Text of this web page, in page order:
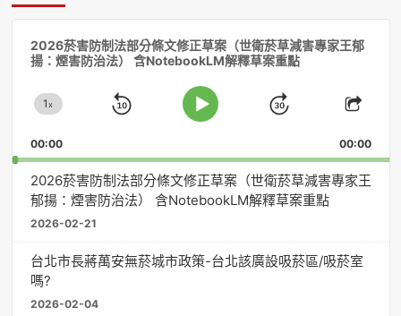
2026菸害防制法部分條文修正草案（世衛菸草減害專家王郁
揚：煙害防治法） 含NotebookLM解釋草案重點
Change
Rate
1x
Skip
Play
Jump
Forward
Share
00:00 00:00
2026菸害防制法部分條文修正草案（世衛菸草減害專家王
郁揚：煙害防治法） 含NotebookLM解釋草案重點
2026-02-21
台北市長蔣萬安無菸城市政策-台北該廣設吸菸區/吸菸室
嗎?
2026-02-04